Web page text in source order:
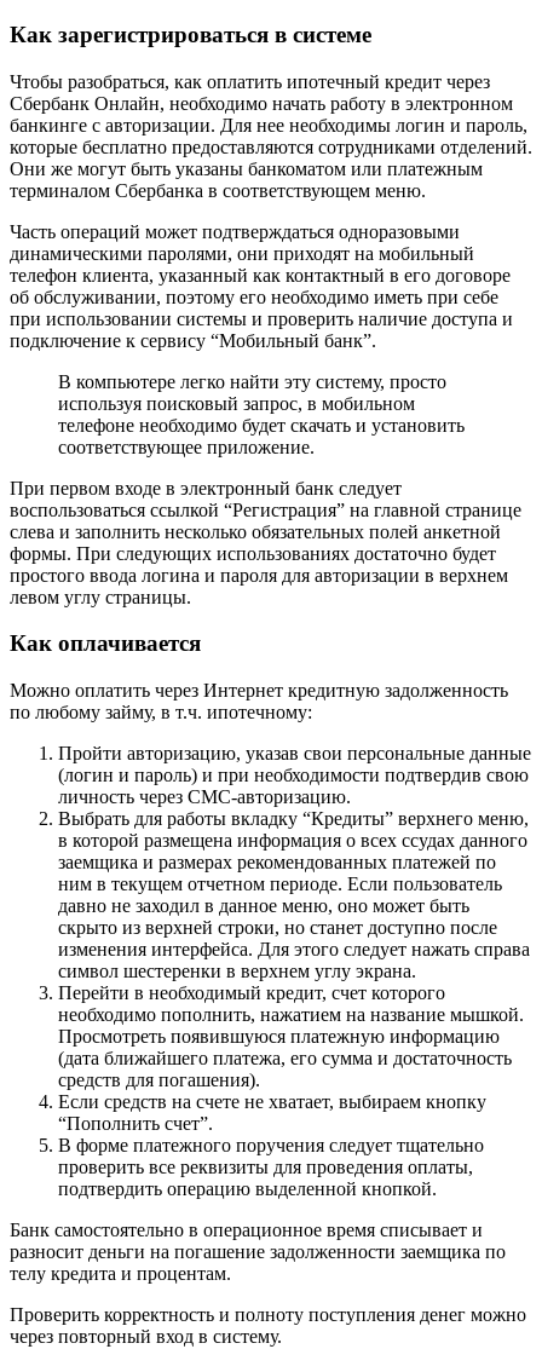
Как зарегистрироваться в системе
Чтобы разобраться, как оплатить ипотечный кредит через
Сбербанк Онлайн, необходимо начать работу в электронном
банкинге с авторизации. Для нее необходимы логин и пароль,
которые бесплатно предоставляются сотрудниками отделений.
Они же могут быть указаны банкоматом или платежным
терминалом Сбербанка в соответствующем меню.
Часть операций может подтверждаться одноразовыми
динамическими паролями, они приходят на мобильный
телефон клиента, указанный как контактный в его договоре
об обслуживании, поэтому его необходимо иметь при себе
при использовании системы и проверить наличие доступа и
подключение к сервису “Мобильный банк”.
В компьютере легко найти эту систему, просто
используя поисковый запрос, в мобильном
телефоне необходимо будет скачать и установить
соответствующее приложение.
При первом входе в электронный банк следует
воспользоваться ссылкой “Регистрация” на главной странице
слева и заполнить несколько обязательных полей анкетной
формы. При следующих использованиях достаточно будет
простого ввода логина и пароля для авторизации в верхнем
левом углу страницы.
Как оплачивается
Можно оплатить через Интернет кредитную задолженность
по любому займу, в т.ч. ипотечному:
Пройти авторизацию, указав свои персональные данные
(логин и пароль) и при необходимости подтвердив свою
личность через СМС-авторизацию.
Выбрать для работы вкладку “Кредиты” верхнего меню,
в которой размещена информация о всех ссудах данного
заемщика и размерах рекомендованных платежей по
ним в текущем отчетном периоде. Если пользователь
давно не заходил в данное меню, оно может быть
скрыто из верхней строки, но станет доступно после
изменения интерфейса. Для этого следует нажать справа
символ шестеренки в верхнем углу экрана.
Перейти в необходимый кредит, счет которого
необходимо пополнить, нажатием на название мышкой.
Просмотреть появившуюся платежную информацию
(дата ближайшего платежа, его сумма и достаточность
средств для погашения).
Если средств на счете не хватает, выбираем кнопку
“Пополнить счет”.
В форме платежного поручения следует тщательно
проверить все реквизиты для проведения оплаты,
подтвердить операцию выделенной кнопкой.
Банк самостоятельно в операционное время списывает и
разносит деньги на погашение задолженности заемщика по
телу кредита и процентам.
Проверить корректность и полноту поступления денег можно
через повторный вход в систему.